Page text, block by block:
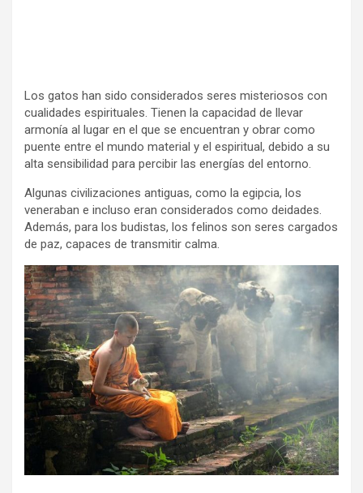
Los gatos han sido considerados seres misteriosos con
cualidades espirituales. Tienen la capacidad de llevar
armonía al lugar en el que se encuentran y obrar como
puente entre el mundo material y el espiritual, debido a su
alta sensibilidad para percibir las energías del entorno.
Algunas civilizaciones antiguas, como la egipcia, los
veneraban e incluso eran considerados como deidades.
Además, para los budistas, los felinos son seres cargados
de paz, capaces de transmitir calma.